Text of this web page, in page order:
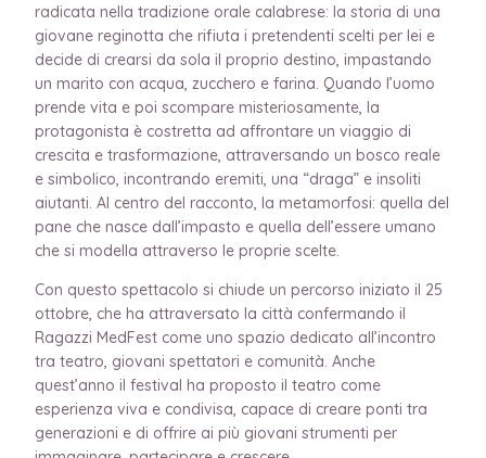
radicata nella tradizione orale calabrese: la storia di una
giovane reginotta che rifiuta i pretendenti scelti per lei e
decide di crearsi da sola il proprio destino, impastando
un marito con acqua, zucchero e farina. Quando l’uomo
prende vita e poi scompare misteriosamente, la
protagonista è costretta ad affrontare un viaggio di
crescita e trasformazione, attraversando un bosco reale
e simbolico, incontrando eremiti, una “draga” e insoliti
aiutanti. Al centro del racconto, la metamorfosi: quella del
pane che nasce dall’impasto e quella dell’essere umano
che si modella attraverso le proprie scelte.
Con questo spettacolo si chiude un percorso iniziato il 25
ottobre, che ha attraversato la città confermando il
Ragazzi MedFest come uno spazio dedicato all’incontro
tra teatro, giovani spettatori e comunità. Anche
quest’anno il festival ha proposto il teatro come
esperienza viva e condivisa, capace di creare ponti tra
generazioni e di offrire ai più giovani strumenti per